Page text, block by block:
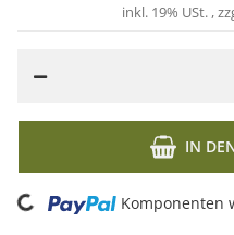
inkl. 19% USt. ,
IN
Komponenten